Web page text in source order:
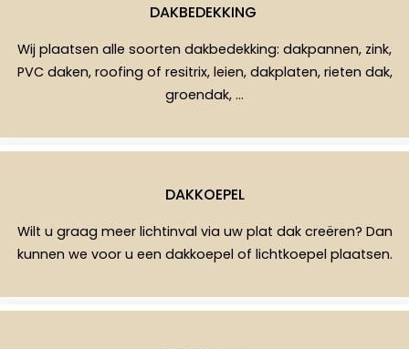
DAKBEDEKKING
Wij plaatsen alle soorten dakbedekking: dakpannen, zink,
PVC daken, roofing of resitrix, leien, dakplaten, rieten dak,
groendak, …
DAKKOEPEL
Wilt u graag meer lichtinval via uw plat dak creëren? Dan
kunnen we voor u een dakkoepel of lichtkoepel plaatsen.